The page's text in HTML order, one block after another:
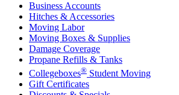
Business Accounts
Hitches & Accessories
Moving Labor
Moving Boxes & Supplies
Damage Coverage
Propane Refills & Tanks
Collegeboxes® Student Moving
Gift Certificates